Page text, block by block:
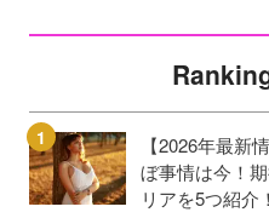
【2026年最新
ぼ事情は今！
リアを5つ紹介！